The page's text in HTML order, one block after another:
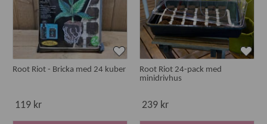
Root Riot - Bricka med 24 kuber
119 kr
Root Riot 24-pack med
minidrivhus
239 kr